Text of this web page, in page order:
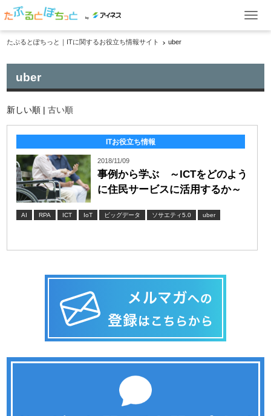
by
製品一覧
資料ダウンロード お問い合わせ
たぷるとぽちっと｜ITに関するお役立ち情報サイト uber
uber
新しい順 |古い順
ITお役立ち情報
2018/11/09
事例から学ぶ ～ICTをどのよう
に住民サービスに活用するか～
AI RPA ICT IoT ビッグデータ ソサエティ5.0 uber